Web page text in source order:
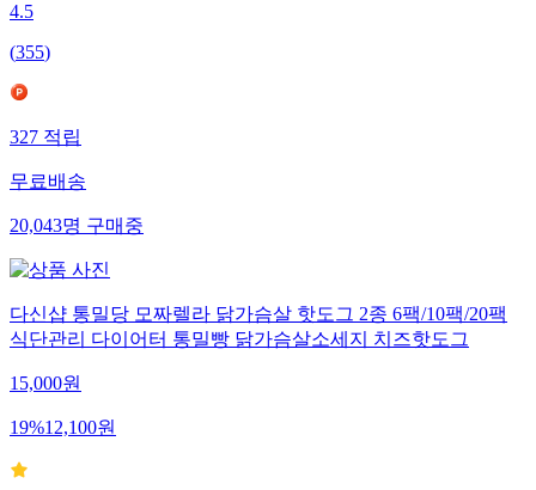
4.5
(355)
327 적립
무료배송
20,043명 구매중
다신샵 통밀당 모짜렐라 닭가슴살 핫도그 2종 6팩/10팩/20팩
식단관리 다이어터 통밀빵 닭가슴살소세지 치즈핫도그
15,000원
19%12,100원